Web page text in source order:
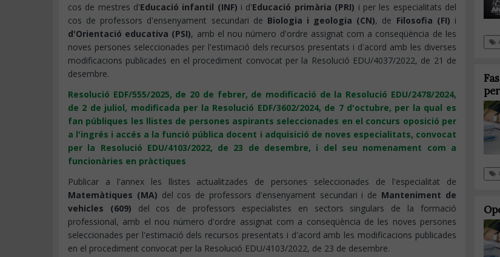
cos de mestres d'Educació infantil (INF) i d'Educació primària (PRI) i per les especialitats del
cos de professors d'ensenyament secundari de Biologia i geologia (CN), de Filosofia (FI) i
d'Orientació educativa (PSI), amb el nou número d'ordre assignat com a conseqüència de les
noves persones seleccionades per l'estimació dels recursos presentats i d'acord amb les diverses
modificacions publicades en el procediment convocat per la Resolució EDU/4037/2022, de 21 de
desembre.
Resolució EDF/555/2025, de 20 de febrer, de modificació de la Resolució EDU/2478/2024,
de 2 de juliol, modificada per la Resolució EDF/3602/2024, de 7 d'octubre, per la qual es
fan públiques les llistes de persones aspirants seleccionades en el concurs oposició per
a l'ingrés i accés a la funció pública docent i adquisició de noves especialitats, convocat
per la Resolució EDU/4103/2022, de 23 de desembre, i del seu nomenament com a
funcionàries en pràctiques
Publicar a l'annex les llistes actualitzades de persones seleccionades de l'especialitat de
Matemàtiques (MA) del cos de professors d'ensenyament secundari i de Manteniment de
vehicles (609) del cos de professors especialistes en sectors singulars de la formació
professional, amb el nou número d'ordre assignat com a conseqüència de les noves persones
seleccionades per l'estimació dels recursos presentats i d'acord amb les modificacions publicades
en el procediment convocat per la Resolució EDU/4103/2022, de 23 de desembre.